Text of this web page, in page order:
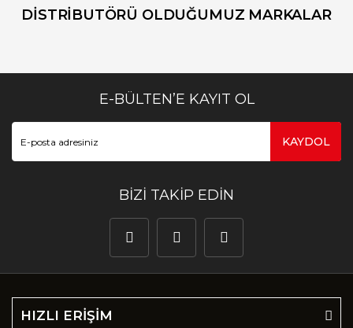
DİSTRİBUTÖRÜ OLDUĞUMUZ MARKALAR
E-BÜLTEN’E KAYIT OL
KAYDOL
BİZİ TAKİP EDİN
HIZLI ERİŞİM